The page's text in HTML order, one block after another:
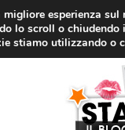
esperienza sul
lo scroll o
stiamo utilizzando o